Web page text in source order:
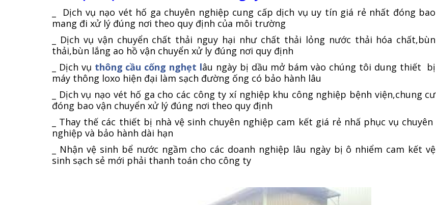
_ Dịch vụ nạo vét hố ga chuyên nghiệp cung cấp dịch vụ uy tín giá rẻ nhất đóng bao
mang đi xử lý đúng nơi theo quy định của môi trường
_ Dịch vụ vận chuyển chất thải nguy hại như chất thải lỏng nước thải hóa chất,bùn
thải,bùn lắng ao hồ vận chuyển xử ly đúng nơi quy định
_ Dịch vụ thông cầu cống nghẹt lâu ngày bị dầu mở bám vào chúng tôi dung thiết bị
máy thông loxo hiện đại làm sạch đường ống có bảo hành lâu
_ Dịch vụ nạo vét hố ga cho các công ty xí nghiệp khu công nghiệp bệnh viện,chung cư
đóng bao vận chuyển xử lý đúng nơi theo quy định
_ Thay thế các thiết bị nhà vệ sinh chuyên nghiệp cam kết giá rẻ nhấ phục vụ chuyên
nghiệp và bảo hành dài hạn
_ Nhận vệ sinh bể nước ngầm cho các doanh nghiệp lâu ngày bị ô nhiểm cam kết vệ
sinh sạch sẻ mới phải thanh toán cho công ty